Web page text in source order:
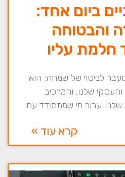
ביום אחד:
והבטוחה
חלמת עליו
לביטוי של שמחה; הוא
שלנו, והמרכיב
שלנו. עבור מי שמתמודד עם
קרא עוד »